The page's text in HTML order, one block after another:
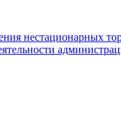
нестационарных